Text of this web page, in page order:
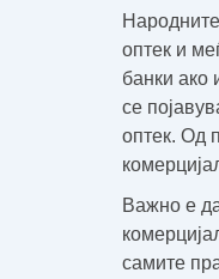
оптек и
банки ако
се
оптек. Од
Важно е
самите